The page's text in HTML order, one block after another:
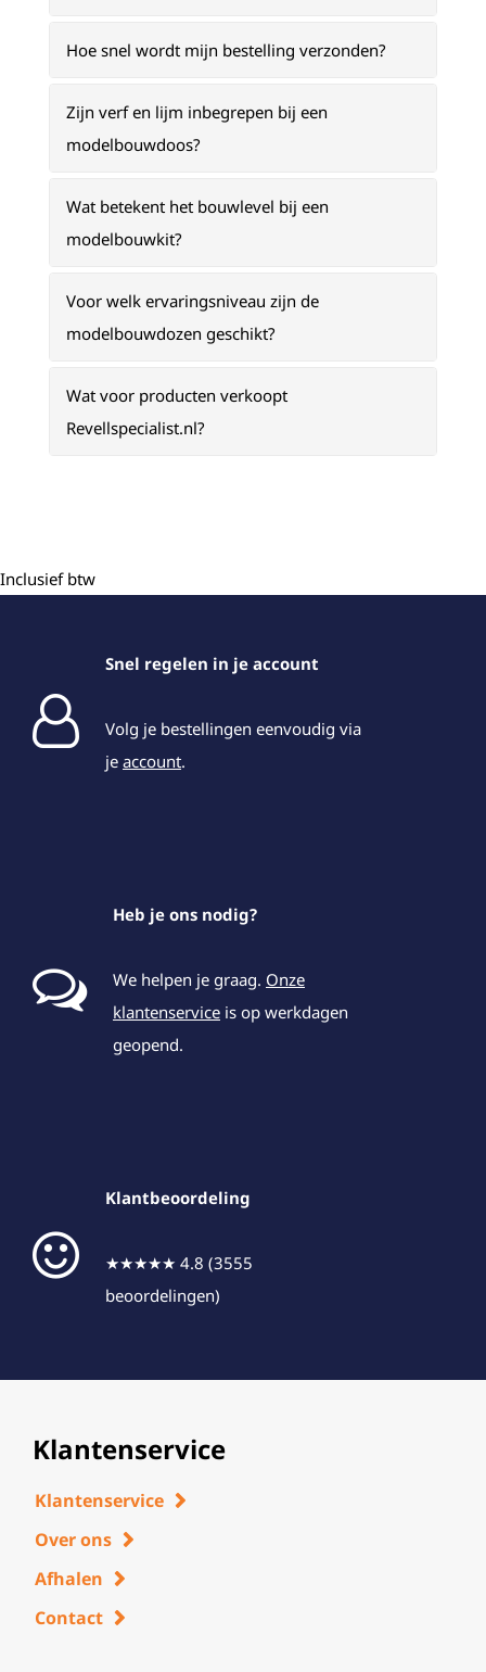
Hoe snel wordt mijn bestelling verzonden?
Zijn verf en lijm inbegrepen bij een
modelbouwdoos?
Wat betekent het bouwlevel bij een
modelbouwkit?
Voor welk ervaringsniveau zijn de
modelbouwdozen geschikt?
Wat voor producten verkoopt
Revellspecialist.nl?
Inclusief btw
Snel regelen in je account
Volg je bestellingen eenvoudig via
je account.
Heb je ons nodig?
We helpen je graag. Onze
klantenservice is op werkdagen
geopend.
Klantbeoordeling
★★★★★ 4.8 (3555
beoordelingen)
Klantenservice
Klantenservice
Over ons
Afhalen
Contact